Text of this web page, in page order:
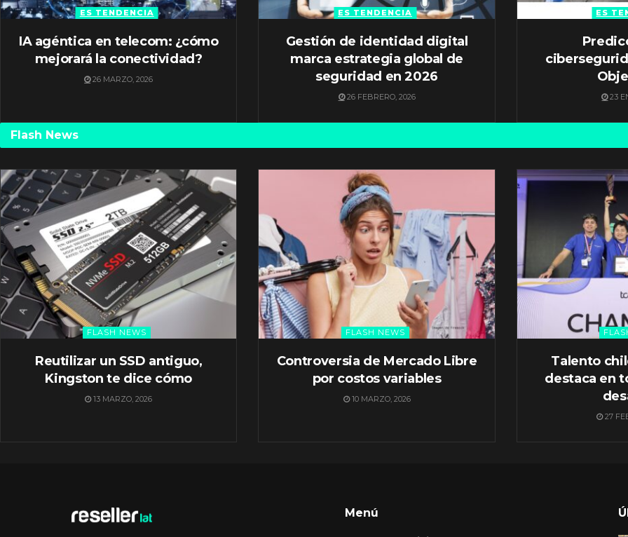
ES TENDENCIA
IA agéntica en telecom: ¿cómo
mejorará la conectividad?
26 MARZO, 2026
ES TENDENCIA
Gestión de identidad digital
marca estrategia global de
seguridad en 2026
26 FEBRERO, 2026
ES
23
Flash News
FLASH NEWS
Reutilizar un SSD antiguo,
Kingston te dice cómo
13 MARZO, 2026
FLASH NEWS
Controversia de Mercado Libre
por costos variables
10 MARZO, 2026
Talento
destaca en
27
Menú